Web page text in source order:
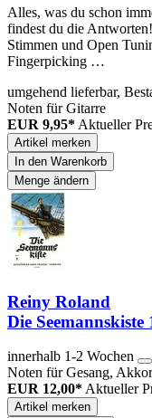
Alles, was du schon
findest du die
Stimmen und Open
Fingerpicking …
umgehend lieferbar,
Noten für Gitarre
EUR 9,95* Aktueller
Artikel merken
In den Warenkorb
Menge ändern
Reiny Roland
Die Seemannskiste
innerhalb 1-2 Wochen
Noten für Gesang,
EUR 12,00* Aktueller
Artikel merken